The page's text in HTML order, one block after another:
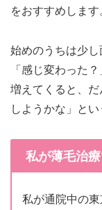
をおすすめします
始めのうちは少
「感じ変わった
増えてくると、
しようかな」と
私が薄毛治
私が通院中の